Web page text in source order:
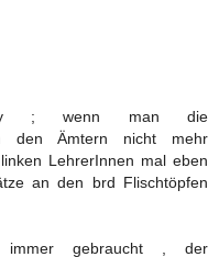
; wenn man die
den Ämtern nicht mehr
LehrerInnen mal eben
an den brd Flischtöpfen
gebraucht , der